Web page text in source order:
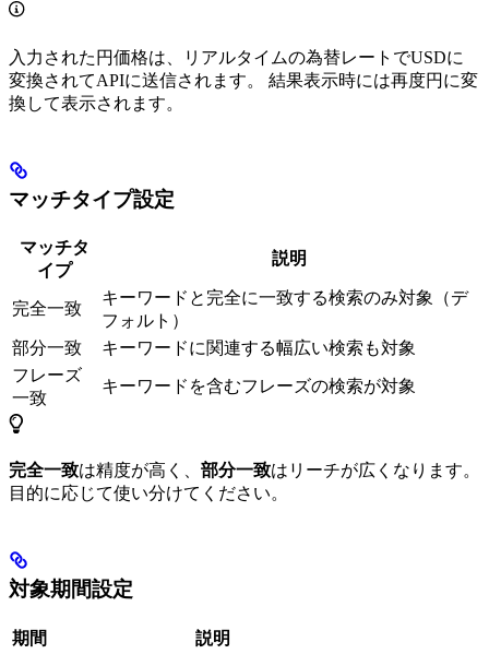
入力された円価格は、リアルタイムの為替レートでUSDに
変換されてAPIに送信されます。 結果表示時には再度円に変
換して表示されます。
マッチタイプ設定
マッチタ
イプ
説明
完全一致
キーワードと完全に一致する検索のみ対象（デ
フォルト）
部分一致
キーワードに関連する幅広い検索も対象
フレーズ
一致
キーワードを含むフレーズの検索が対象
完全一致は精度が高く、 部分一致はリーチが広くなります。
目的に応じて使い分けてください。
対象期間設定
期間
説明